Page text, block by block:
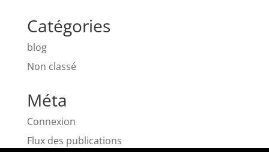
Catégories
blog
Non classé
Méta
Connexion
Flux des publications